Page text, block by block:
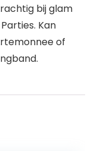
bij glam
Kan
of